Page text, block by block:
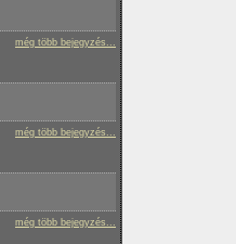
még több bejegyzés...
még több bejegyzés...
még több bejegyzés...